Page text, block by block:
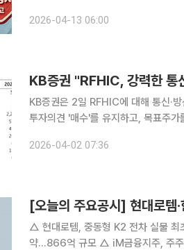
코스피와 코스닥 시장에서 광통신 관
2026-04-13 06:00
KB증권 "RFHIC, 강력한
KB증권은 2일 RFHIC에 대해 통신·
투자의견 '매수'를 유지하고, 목표주
호조세에 따른 통신·방산 실적 추정치
2026-04-02 07:36
[오늘의 주요공시] 현대로템
△ 현대로템, 중동형 K2 전차 실물 최초 공개 △ 한화시스템, 방사청과 '군위성
약…866억 규모 △ iM금융지주, 주주환원 확대키로…제15기 정기주주총회 △ 부국철강, 배당성향